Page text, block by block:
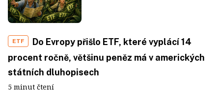
ETF
Do Evropy přišlo ETF, které vyplácí 14
procent ročně, většinu peněz má v amerických
státních dluhopisech
5 minut čtení